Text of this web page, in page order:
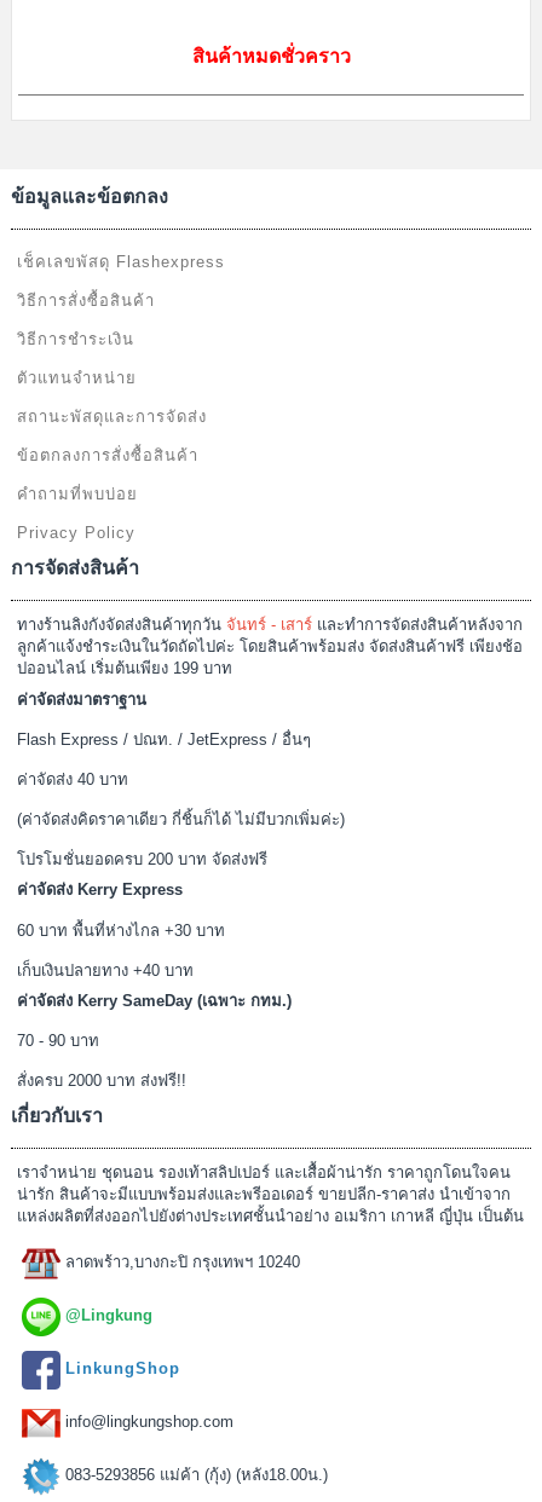
สินค้าหมดชั่วคราว
ข้อมูลและข้อตกลง
เช็คเลขพัสดุ Flashexpress
วิธีการสั่งซื้อสินค้า
วิธีการชำระเงิน
ตัวแทนจำหน่าย
สถานะพัสดุและการจัดส่ง
ข้อตกลงการสั่งซื้อสินค้า
คำถามที่พบบ่อย
Privacy Policy
การจัดส่งสินค้า
ทางร้านลิงกังจัดส่งสินค้าทุกวัน จันทร์ - เสาร์ และทำการจัดส่งสินค้าหลังจาก
ลูกค้าแจ้งชำระเงินในวัดถัดไปค่ะ โดยสินค้าพร้อมส่ง จัดส่งสินค้าฟรี เพียงช้อ
ปออนไลน์ เริ่มต้นเพียง 199 บาท
ค่าจัดส่งมาตราฐาน
Flash Express / ปณท. / JetExpress / อื่นๆ
ค่าจัดส่ง 40 บาท
(ค่าจัดส่งคิดราคาเดียว กี่ชิ้นก็ได้ ไม่มีบวกเพิ่มค่ะ)
โปรโมชั่นยอดครบ 200 บาท จัดส่งฟรี
ค่าจัดส่ง Kerry Express
60 บาท พื้นที่ห่างไกล +30 บาท
เก็บเงินปลายทาง +40 บาท
ค่าจัดส่ง Kerry SameDay (เฉพาะ กทม.)
70 - 90 บาท
สั่งครบ 2000 บาท ส่งฟรี!!
เกี่ยวกับเรา
เราจำหน่าย ชุดนอน รองเท้าสลิปเปอร์ และเสื้อผ้าน่ารัก ราคาถูกโดนใจคน
น่ารัก สินค้าจะมีแบบพร้อมส่งและพรีออเดอร์ ขายปลีก-ราคาส่ง นำเข้าจาก
แหล่งผลิตที่ส่งออกไปยังต่างประเทศชั้นนำอย่าง อเมริกา เกาหลี ญี่ปุ่น เป็นต้น
ลาดพร้าว,บางกะปิ กรุงเทพฯ 10240
@Lingkung
LinkungShop
info@lingkungshop.com
083-5293856 แม่ค้า (กุ้ง) (หลัง18.00น.)